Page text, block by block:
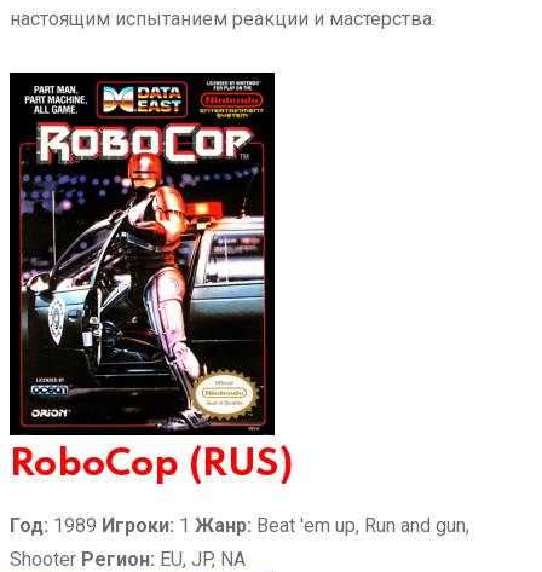
настоящим испытанием реакции и мастерства.
RoboCop (RUS)
Год: 1989 Игроки: 1 Жанр: Beat 'em up, Run and gun,
Shooter Регион: EU, JP, NA